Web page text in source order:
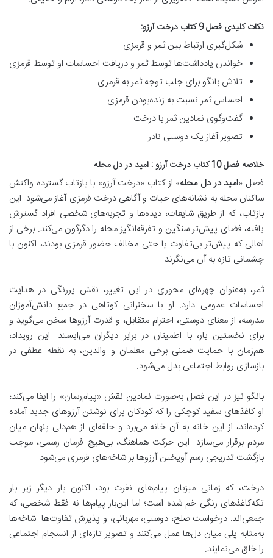
نکات کلیدی فصل 9 کتاب درخت آرزو:
شکل‌گیری ارتباط بین ثمر و قرمزی
خواندن یادداشت‌ها توسط ثمر و دریافت احساسات او توسط قرمزی
تلاش بانگو برای جلب توجه ثمر به قرمزی
احساس ثمر نسبت به زنده‌بودن قرمزی
گفت‌وگوی نمادین ثمر با درخت
تصویر آغاز یک دوستی نادر
خلاصه فصل 10 کتاب درخت آرزو : امید در دل محله
فصل «امید در دل محله» از کتاب «درخت آرزو» با بازتاب گسترده واکنش
ساکنان محله به نشانه‌های حیات و آگاهی درخت قرمزی آغاز می‌شود. این
بازتاب، که از طریق شایعات، دیده‌ها و تجربه‌های شخصی افراد گسترش
یافته، فضای پیش‌تر سنگین و تفرقه‌انگیز محله را دگرگون می‌کند. برخی از
اهالی که پیش‌تر بی‌تفاوت یا حتی مخالف حضور قرمزی بودند، اکنون با
چشمانی تازه به آن می‌نگرند.
ثمر، به‌عنوان چهره‌ای محوری در این تغییر، نقش پررنگی در هدایت
احساسات عمومی دارد. او با سخنرانی کوتاهی در جمع دانش‌آموزان
مدرسه، از معنای دوستی، احترام متقابل، و قدرت آرزوها سخن می‌گوید و
برای نخستین بار، با اطمینان در برابر دیگران می‌ایستد. این رویداد،
هم‌زمان با حمایت ضمنی برخی معلمان و والدین، به نقطه‌ عطفی در
بازسازی روابط اجتماعی بدل می‌شود.
بانگو نیز در این فصل به‌صورت نمادین نقش «پیام‌رسان» را ایفا می‌کند؛
او کاغذهای سفید کوچکی را که کودکان برای نوشتن آرزوهای جدید آماده
کرده‌اند، از این خانه به آن خانه می‌برد و حلقه‌ای از هم‌دلی پنهان میان
مردم برقرار می‌سازد. این حرکت هماهنگ، بی‌هیچ فرمان رسمی، موجب
بازگشت تدریجی رسم آویختن آرزوها بر شاخه‌های قرمزی می‌شود.
درخت، که زمانی میزبان پیام‌های نفرت بود، اکنون بار دیگر زیر بار
تکه‌کاغذهای رنگی خم شده است؛ اما این‌بار پیام‌ها نه فقط شخصی، که
جمعی‌اند: درخواست صلح، دوستی، مهربانی، و پذیرش تفاوت‌ها. شاخه‌ها
به‌مثابه پلی میان دل‌ها عمل می‌کنند و تصویر تازه‌ای از انسجام اجتماعی
را خلق می‌نمایند.